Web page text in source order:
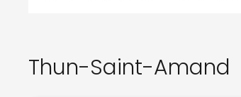
Thun-Saint-Amand